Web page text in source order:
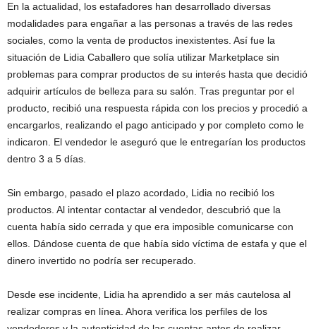
En la actualidad, los estafadores han desarrollado diversas
modalidades para engañar a las personas a través de las redes
sociales, como la venta de productos inexistentes. Así fue la
situación de Lidia Caballero que solía utilizar Marketplace sin
problemas para comprar productos de su interés hasta que decidió
adquirir artículos de belleza para su salón. Tras preguntar por el
producto, recibió una respuesta rápida con los precios y procedió a
encargarlos, realizando el pago anticipado y por completo como le
indicaron. El vendedor le aseguró que le entregarían los productos
dentro 3 a 5 días.
Sin embargo, pasado el plazo acordado, Lidia no recibió los
productos. Al intentar contactar al vendedor, descubrió que la
cuenta había sido cerrada y que era imposible comunicarse con
ellos. Dándose cuenta de que había sido víctima de estafa y que el
dinero invertido no podría ser recuperado.
Desde ese incidente, Lidia ha aprendido a ser más cautelosa al
realizar compras en línea. Ahora verifica los perfiles de los